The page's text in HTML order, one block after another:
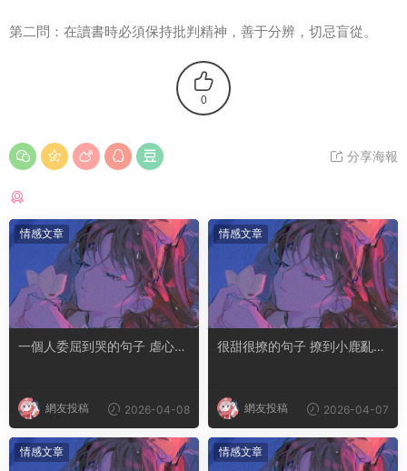
第二問：在讀書時必須保持批判精神，善于分辨，切忌盲從。
0
分享海報
情感文章
一個人委屈到哭的句子 虐心到
網友投稿 2026-04-08
情感文章
很甜很撩的句子 撩到小鹿亂撞
網友投稿 2026-04-07
情感文章 情感文章